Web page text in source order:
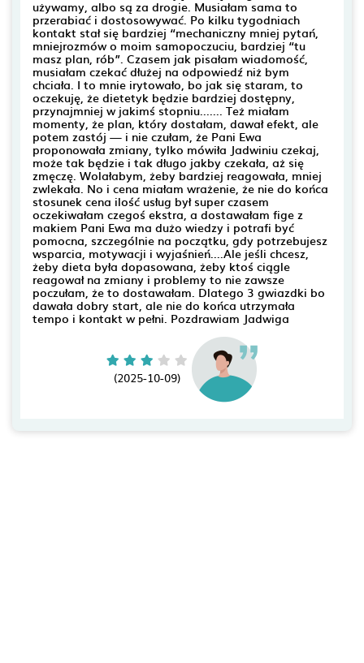
używamy, albo są za drogie. Musiałam sama to
przerabiać i dostosowywać. Po kilku tygodniach
kontakt stał się bardziej “mechaniczny mniej pytań,
mniejrozmów o moim samopoczuciu, bardziej “tu
masz plan, rób”. Czasem jak pisałam wiadomość,
musiałam czekać dłużej na odpowiedź niż bym
chciała. I to mnie irytowało, bo jak się staram, to
oczekuję, że dietetyk będzie bardziej dostępny,
przynajmniej w jakimś stopniu....... Też miałam
momenty, że plan, który dostałam, dawał efekt, ale
potem zastój — i nie czułam, że Pani Ewa
proponowała zmiany, tylko mówiła Jadwiniu czekaj,
może tak będzie i tak długo jakby czekała, aż się
zmęczę. Wolałabym, żeby bardziej reagowała, mniej
zwlekała. No i cena miałam wrażenie, że nie do końca
stosunek cena ilość usług był super czasem
oczekiwałam czegoś ekstra, a dostawałam fige z
makiem Pani Ewa ma dużo wiedzy i potrafi być
pomocna, szczególnie na początku, gdy potrzebujesz
wsparcia, motywacji i wyjaśnień....Ale jeśli chcesz,
żeby dieta była dopasowana, żeby ktoś ciągle
reagował na zmiany i problemy to nie zawsze
poczułam, że to dostawałam. Dlatego 3 gwiazdki bo
dawała dobry start, ale nie do końca utrzymała
tempo i kontakt w pełni. Pozdrawiam Jadwiga
(2025-10-09)